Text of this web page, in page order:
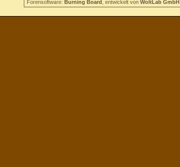
Forensoftware: Burning Board , entwickelt von WoltLab GmbH